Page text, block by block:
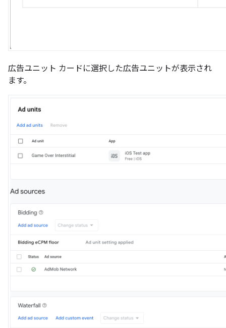
広告ユニット カードに選択した広告ユニットが表示され
ます。